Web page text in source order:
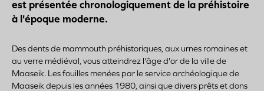
est présentée chronologiquement de la préhistoire
à l'époque moderne.
Des dents de mammouth préhistoriques, aux urnes romaines et
au verre médiéval, vous atteindrez l'âge d'or de la ville de
Maaseik. Les fouilles menées par le service archéologique de
Maaseik depuis les années 1980, ainsi que divers prêts et dons